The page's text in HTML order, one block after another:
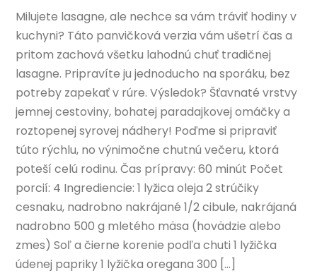
Milujete lasagne, ale nechce sa vám tráviť hodiny v
kuchyni? Táto panvičková verzia vám ušetrí čas a
pritom zachová všetku lahodnú chuť tradičnej
lasagne. Pripravíte ju jednoducho na sporáku, bez
potreby zapekať v rúre. Výsledok? Šťavnaté vrstvy
jemnej cestoviny, bohatej paradajkovej omáčky a
roztopenej syrovej nádhery! Poďme si pripraviť
túto rýchlu, no výnimočne chutnú večeru, ktorá
poteší celú rodinu. Čas prípravy: 60 minút Počet
porcií: 4 Ingrediencie: 1 lyžica oleja 2 strúčiky
cesnaku, nadrobno nakrájané 1/2 cibule, nakrájaná
nadrobno 500 g mletého mäsa (hovädzie alebo
zmes) Soľ a čierne korenie podľa chuti 1 lyžička
údenej papriky 1 lyžička oregana 300 […]